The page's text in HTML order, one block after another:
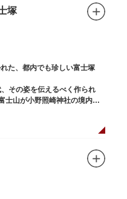
塚
た、都内でも珍しい富士塚
その姿を伝えるべく作られ
士山が小野照崎神社の境内に
妙法と書かれた石碑や修験道
日と1日には富士塚に登ること